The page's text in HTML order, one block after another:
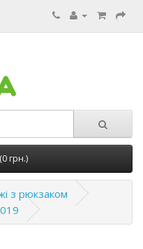
грн.)
з рюкзаком